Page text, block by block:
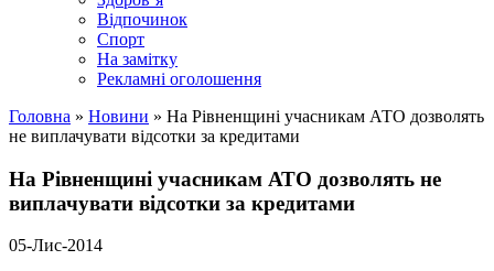
Відпочинок
Спорт
На замітку
Рекламні оголошення
Головна » Новини » На Рівненщині учасникам АТО дозволять
не виплачувати відсотки за кредитами
На Рівненщині учасникам АТО дозволять не
виплачувати відсотки за кредитами
05-Лис-2014